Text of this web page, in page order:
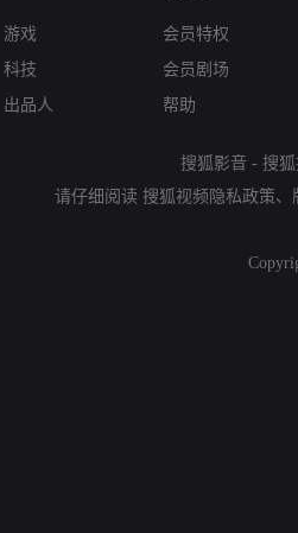
游戏
科技
出品人
会员特权
会员剧场
帮助
搜狐影音 - 搜
请仔细阅读 搜狐视频隐私政策、